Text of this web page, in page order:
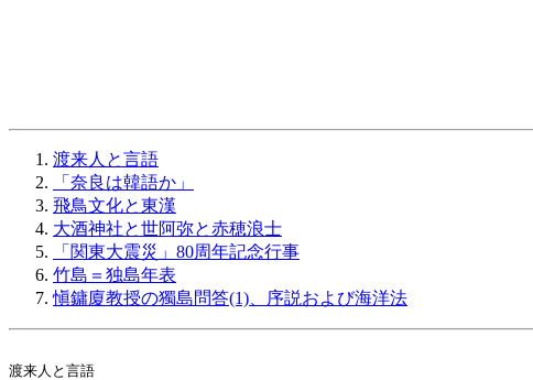
渡来人と言語
「奈良は韓語か」
飛鳥文化と東漢
大酒神社と世阿弥と赤穂浪士
「関東大震災」80周年記念行事
竹島＝独島年表
愼鏞廈教授の獨島問答(1)、序説および海洋法
渡来人と言語